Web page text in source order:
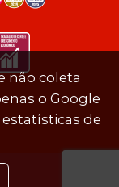
não coleta
o Google
de